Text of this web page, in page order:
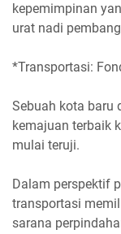
kepemimpinan
urat nadi
*Transportasi:
Sebuah kota baru
kemajuan terbaik
mulai teruji.
Dalam perspektif
transportasi
sarana